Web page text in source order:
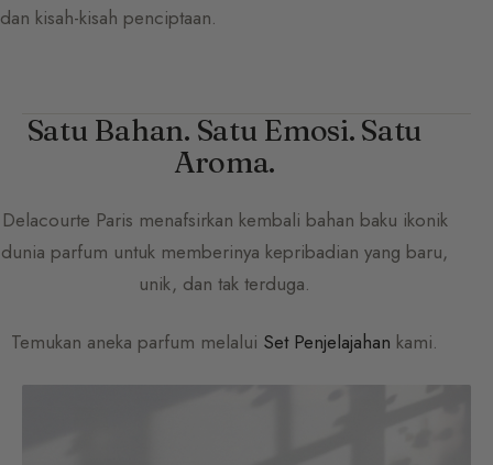
dan kisah-kisah penciptaan.
Satu Bahan. Satu Emosi. Satu
Aroma.
Delacourte Paris menafsirkan kembali bahan baku ikonik
dunia parfum untuk memberinya kepribadian yang baru,
unik, dan tak terduga.
Temukan aneka parfum melalui Set Penjelajahan kami.